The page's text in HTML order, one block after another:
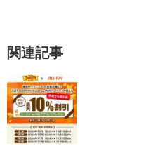
関連記事